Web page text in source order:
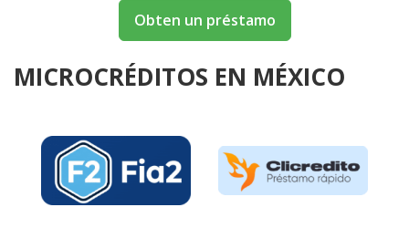
Obten un préstamo
MICROCRÉDITOS EN MÉXICO